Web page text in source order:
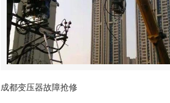
成都变压器故障抢修